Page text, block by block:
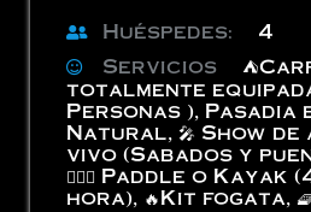
Huéspedes:
4
Servicios
totalmente
Personas ), Pasadia
Natural, 🎤 Show
vivo (Sabados y
🏄🏻‍♂️ Paddle o Kayak
hora), 🔥Kit fogata,